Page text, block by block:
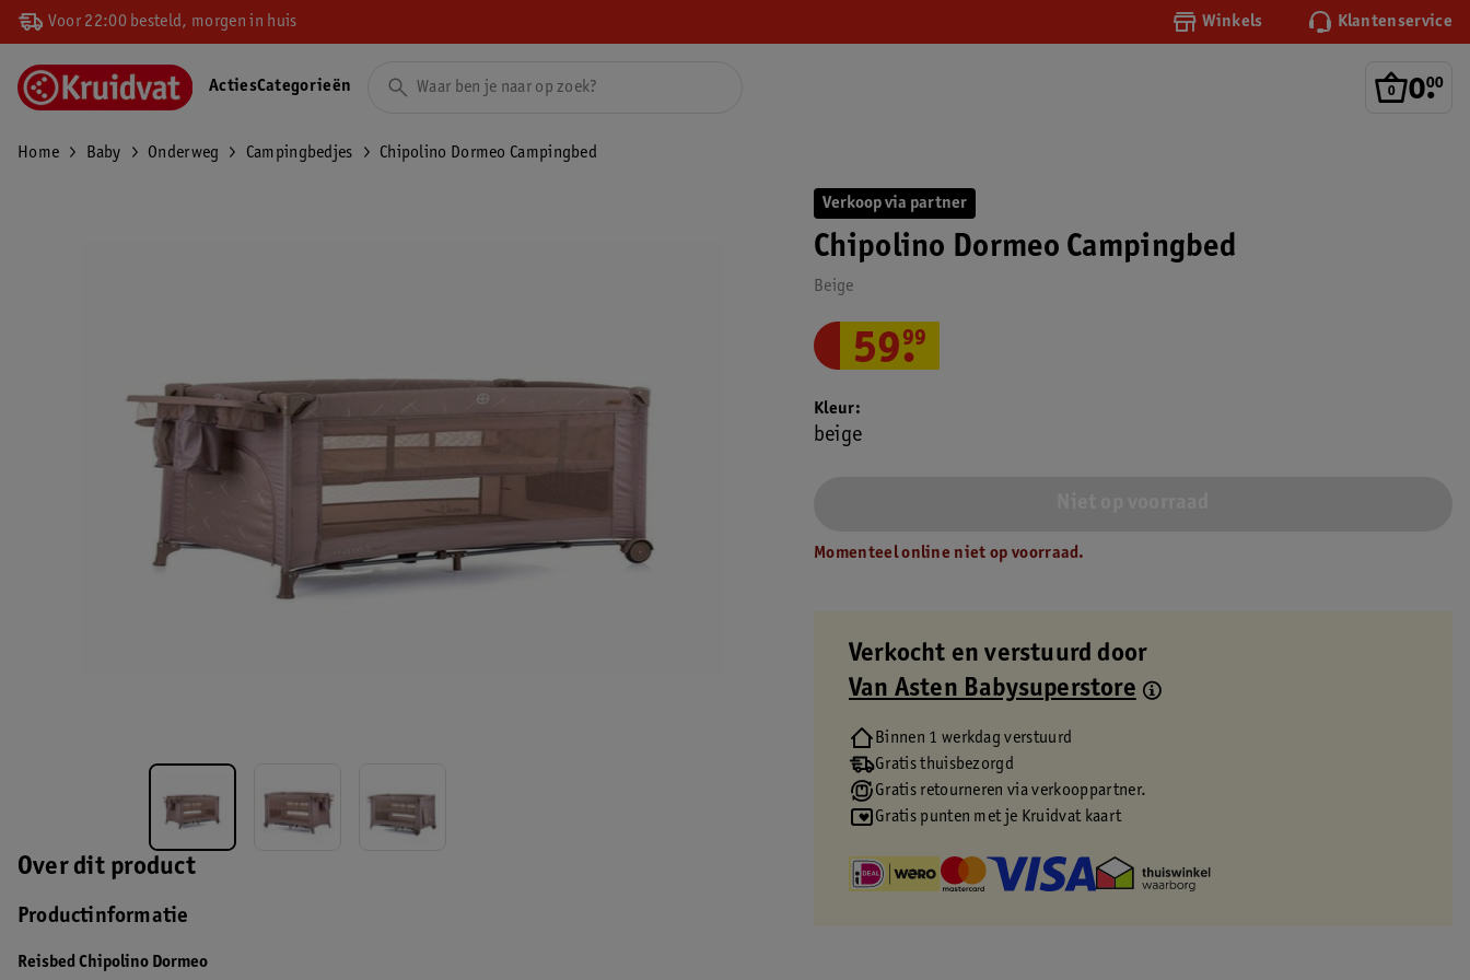
Voor 22:00 besteld, morgen in huis Winkels Klantenservice
0.
00
ActiesCategorieën
Home Baby Onderweg Campingbedjes Chipolino Dormeo Campingbed
Over dit product
Productinformatie
Reisbed Chipolino Dormeo
Verkoop via partner
Chipolino Dormeo Campingbed
Beige
59.
99
Kleur
beige
Momenteel online niet op voorraad.
Verkocht en verstuurd door
Van Asten Babysuperstore
Binnen 1 werkdag verstuurd
Gratis thuisbezorgd
Gratis retourneren via verkooppartner.
Gratis punten met je Kruidvat kaart